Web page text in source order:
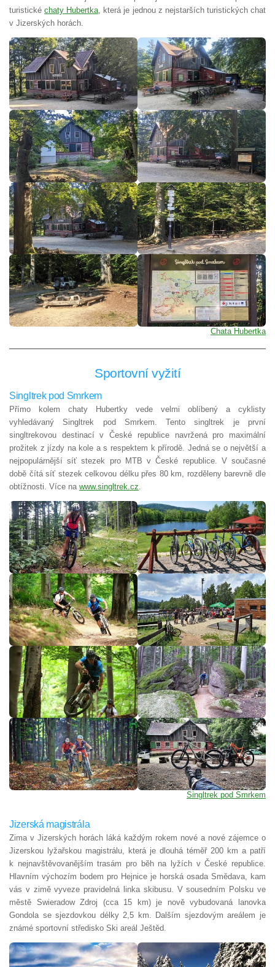
turistickéchaty Hubertka , která je jednou z nejstarších turistických chat
v Jizerských horách.
Chata Hubertka
Sportovní vyžití
Singltrek pod Smrkem
Přímo kolem chaty Hubertky vede velmi oblíbený a cyklisty
vyhledávaný Singltrek pod Smrkem. Tento singltrek je první
singltrekovou destinací v České republice navržená pro maximální
prožitek z jízdy na kole a s respektem k přírodě. Jedná se o největší a
nejpopulárnější síť stezek pro MTB v České republice. V současné
době čítá síť stezek celkovou délku přes 80 km, rozděleny barevně dle
obtížnosti. Více na www.singltrek.cz.
Singltrek pod Smrkem
Jizerská magistrála
Zima v Jizerských horách láká každým rokem nové a nové zájemce o
Jizerskou lyžařskou magistrálu, která je dlouhá téměř 200 km a patří
k nejnavštěvovanějším trasám pro běh na lyžích v České republice.
Hlavním výchozím bodem pro Hejnice je horská osada Smědava, kam
vás v zimě vyveze pravidelná linka skibusu. V sousedním Polsku ve
městě Swieradow Zdroj (cca 15 km) je nově vybudovaná lanovka
Gondola se sjezdovkou délky 2,5 km. Dalším sjezdovým areálem je
známé sportovní středisko Ski areál Ještěd.